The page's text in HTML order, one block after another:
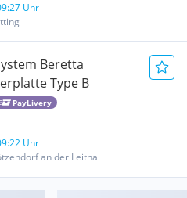
Uhr
Beretta
Type B
PayLivery
Uhr
an der Leitha